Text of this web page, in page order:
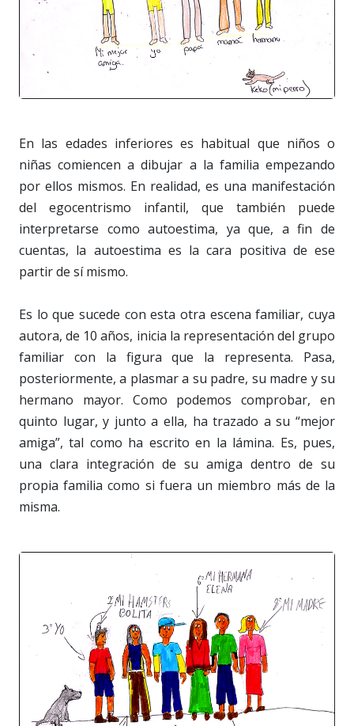
En las edades inferiores es habitual que niños o
niñas comiencen a dibujar a la familia empezando
por ellos mismos. En realidad, es una manifestación
del egocentrismo infantil, que también puede
interpretarse como autoestima, ya que, a fin de
cuentas, la autoestima es la cara positiva de ese
partir de sí mismo.
Es lo que sucede con esta otra escena familiar, cuya
autora, de 10 años, inicia la representación del grupo
familiar con la figura que la representa. Pasa,
posteriormente, a plasmar a su padre, su madre y su
hermano mayor. Como podemos comprobar, en
quinto lugar, y junto a ella, ha trazado a su “mejor
amiga”, tal como ha escrito en la lámina. Es, pues,
una clara integración de su amiga dentro de su
propia familia como si fuera un miembro más de la
misma.